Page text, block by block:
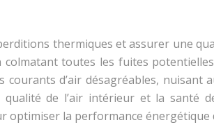
thermiques et assurer une
toutes les fuites
d’air désagréables, nuisant
de l’air intérieur et la santé
optimiser la performance énergétique